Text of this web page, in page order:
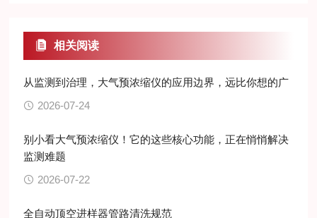
相关阅读
从监测到治理，大气预浓缩仪的应用边界，远比你想的广
2026-07-24
别小看大气预浓缩仪！它的这些核心功能，正在悄悄解决
监测难题
2026-07-22
全自动顶空进样器管路清洗规范